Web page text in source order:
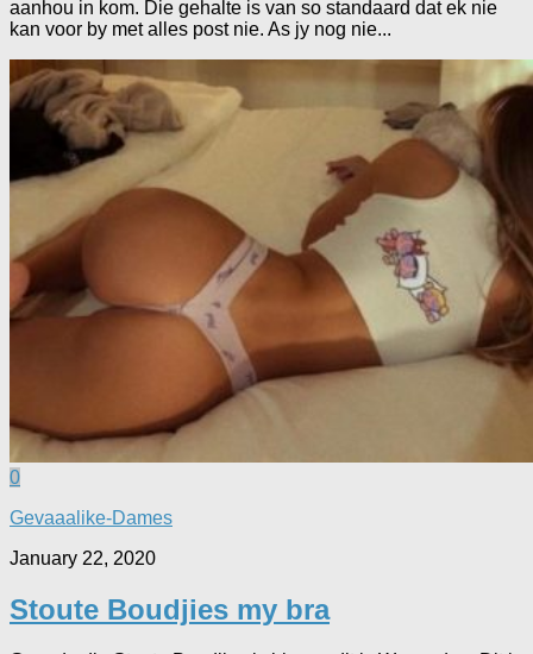
aanhou in kom. Die gehalte is van so standaard dat ek nie
kan voor by met alles post nie. As jy nog nie...
0
Gevaaalike-Dames
January 22, 2020
Stoute Boudjies my bra